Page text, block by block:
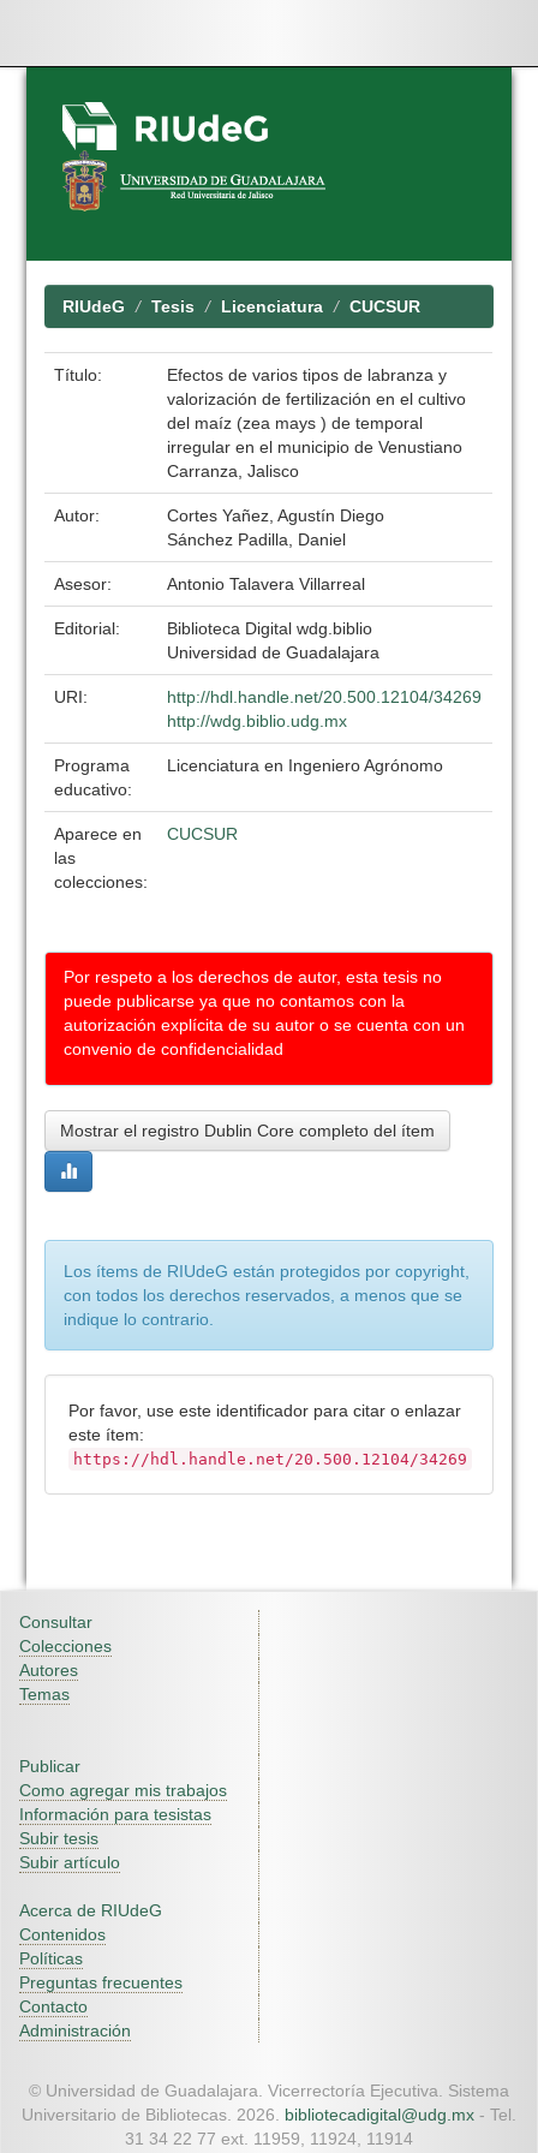
Skip
navigation
RIUdeG Tesis Licenciatura CUCSUR
Título:
Efectos de varios tipos de labranza y
valorización de fertilización en el cultivo
del maíz (zea mays ) de temporal
irregular en el municipio de Venustiano
Carranza, Jalisco
Autor:
Cortes Yañez, Agustín Diego
Sánchez Padilla, Daniel
Asesor: Antonio Talavera Villarreal
Editorial:
Biblioteca Digital wdg.biblio
Universidad de Guadalajara
URI:
http://hdl.handle.net/20.500.12104/34269
http://wdg.biblio.udg.mx
Programa
educativo:
Licenciatura en Ingeniero Agrónomo
Aparece en
las
colecciones:
CUCSUR
Por respeto a los derechos de autor, esta tesis no
puede publicarse ya que no contamos con la
autorización explícita de su autor o se cuenta con un
convenio de confidencialidad
Mostrar el registro Dublin Core completo del ítem
Los ítems de RIUdeG están protegidos por copyright,
con todos los derechos reservados, a menos que se
indique lo contrario.
Por favor, use este identificador para citar o enlazar
este ítem:
https://hdl.handle.net/20.500.12104/34269
Consultar
Colecciones
Autores
Temas
Publicar
Como agregar mis trabajos
Información para tesistas
Subir tesis
Subir artículo
Acerca de RIUdeG
Contenidos
Políticas
Preguntas frecuentes
Contacto
Administración
© Universidad de Guadalajara. Vicerrectoría Ejecutiva. Sistema
Universitario de Bibliotecas. 2026. bibliotecadigital@udg.mx - Tel.
31 34 22 77 ext. 11959, 11924, 11914